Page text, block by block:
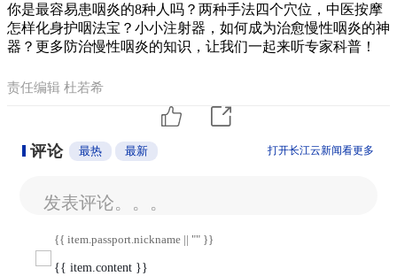
你是最容易患咽炎的8种人吗？两种手法四个穴位，中医按摩
怎样化身护咽法宝？小小注射器，如何成为治愈慢性咽炎的神
器？更多防治慢性咽炎的知识，让我们一起来听专家科普！
责任编辑 杜若希
评论 最热 最新 打开长江云新闻看更多
发表评论。。。
{{ item.passport.nickname || "" }}
{{ item.content }}